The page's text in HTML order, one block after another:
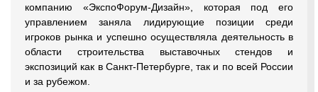
компанию «ЭкспоФорум-Дизайн», которая под его
управлением заняла лидирующие позиции среди
игроков рынка и успешно осуществляла деятельность в
области строительства выставочных стендов и
экспозиций как в Санкт-Петербурге, так и по всей России
и за рубежом.